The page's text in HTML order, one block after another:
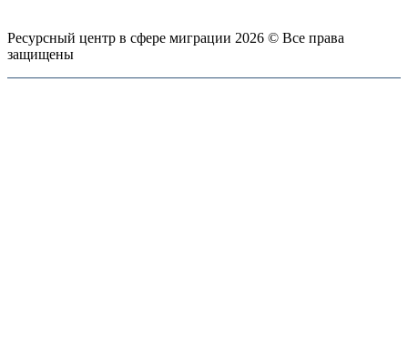
Ресурсный центр в сфере миграции 2026 © Все права
защищены